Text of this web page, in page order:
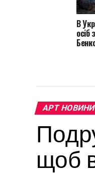
В
осіб
АРТ НОВИНИ
щоб